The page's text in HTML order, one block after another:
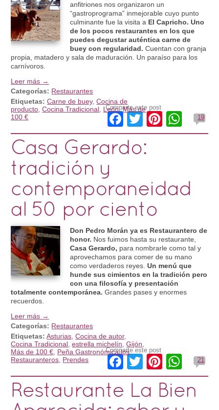
anfitriones nos organizaron un
“gastroprograma” inmejorable cuyo punto
culminante fue la visita a El Capricho. Uno
de los pocos restaurantes en los que
puedes degustar auténtica carne de
buey con regularidad. Cuentan con granja
propia, matadero y sala de maduración. Un paraíso para los
carnívoros.
Leer más →
Categorías: Restaurantes
Etiquetas: Carne de buey,Cocina de
producto ,Cocina Tradicional León,Más de
100 €
Comparte este post
Facebook
Twitter 19
Casa Gerardo:
tradición y
contemporaneidad
al 50 por ciento
Don Pedro Morán ya es Restaurantero de
honor. Nos fuimos hasta su restaurante,
Casa Gerardo, para nombrarle como tal y
aprovechamos para comer de su mano
como verdaderos reyes. Un menú que
hunde sus cimientos en la tradición pero
con una filosofía y presentación
totalmente contemporánea. Grandes pases y enormes
recuerdos.
Leer más →
Categorías: Restaurantes
Etiquetas: Asturias ,Cocina de autor,
Cocina Tradicional ,estrella michelín ,Gijón
Más de 100 € Peña Gastronómica los
Restauranteros Prendes
Comparte este post
Facebook
Twitter 21
Restaurante La Bien